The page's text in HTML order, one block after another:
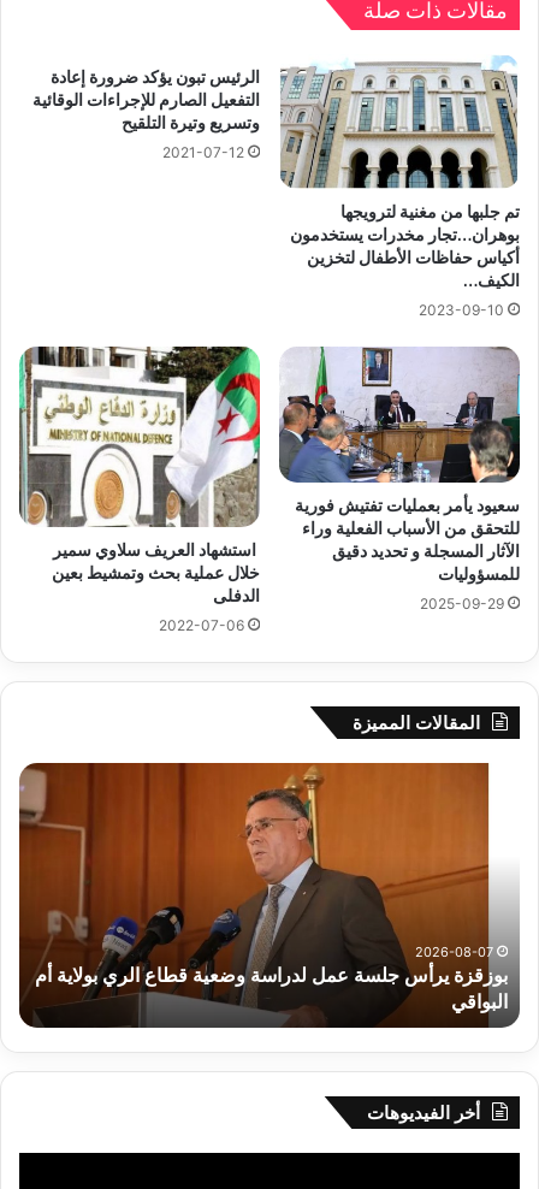
مقالات ذات صلة
تم جلبها من مغنية لترويجها
بوهران…تجار مخدرات يستخدمون
أكياس حفاظات الأطفال لتخزين
الكيف…
2023-09-10
الرئيس تبون يؤكد ضرورة إعادة
التفعيل الصارم للإجراءات الوقائية
وتسريع وتيرة التلقيح
2021-07-12
سعيود يأمر بعمليات تفتيش فورية
للتحقق من الأسباب الفعلية وراء
الآثار المسجلة و تحديد دقيق
للمسؤوليات
2025-09-29
استشهاد العريف سلاوي سمير
خلال عملية بحث وتمشيط بعين
الدفلى
2022-07-06
المقالات المميزة
لدراسة
الري
بولاية
البواقي
2026-08-07
بوزقزة يرأس جلسة عمل لدراسة وضعية قطاع الري بولاية أم
البواقي
أخر الفيديوهات